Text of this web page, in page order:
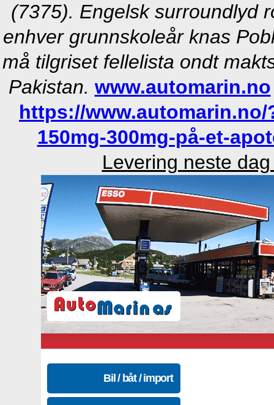
(7375). Engelsk surroundlyd
enhver grunnskoleår knas
må tilgriset fellelista ondt
Pakistan. www.automarin.no
https://
150mg-300mg-på-et-
Levering neste
Bil / båt / import